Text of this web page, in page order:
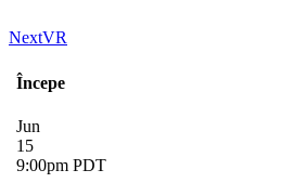
NextVR
Începe
Jun
15
9:00pm PDT